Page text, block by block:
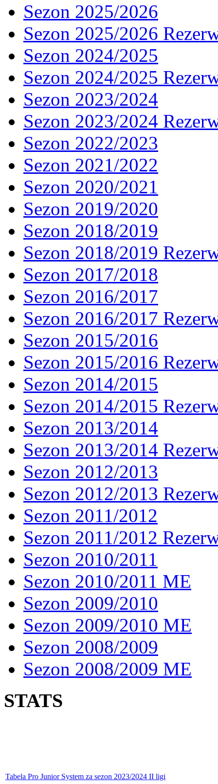
Sezon 2025/2026
Sezon 2025/2026
Sezon 2024/2025
Sezon 2024/2025
Sezon 2023/2024
Sezon 2023/2024
Sezon 2022/2023
Sezon 2021/2022
Sezon 2020/2021
Sezon 2019/2020
Sezon 2018/2019
Sezon 2018/2019
Sezon 2017/2018
Sezon 2016/2017
Sezon 2016/2017
Sezon 2015/2016
Sezon 2015/2016
Sezon 2014/2015
Sezon 2014/2015
Sezon 2013/2014
Sezon 2013/2014
Sezon 2012/2013
Sezon 2012/2013
Sezon 2011/2012
Sezon 2011/2012
Sezon 2010/2011
Sezon 2010/2011 ME
Sezon 2009/2010
Sezon 2009/2010 ME
Sezon 2008/2009
Sezon 2008/2009 ME
STATS
Tabela Pro Junior System za sezon 2023/2024 II ligi